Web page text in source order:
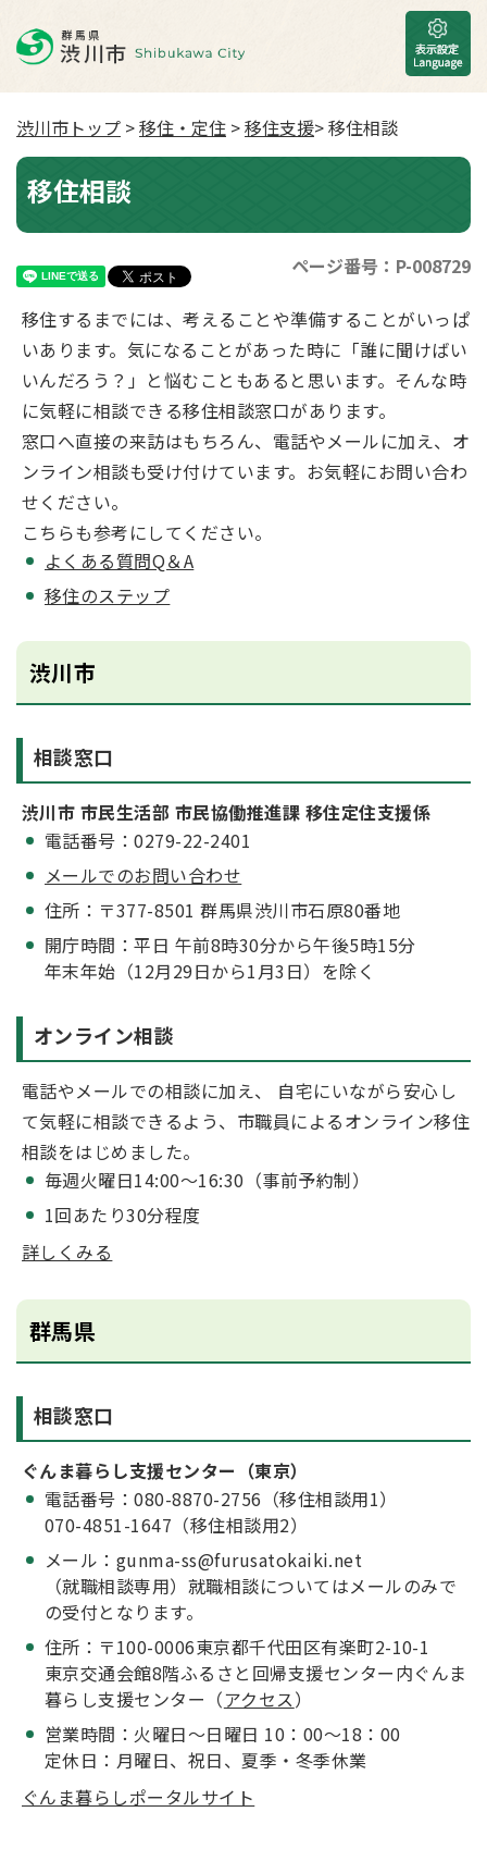
渋川市トップ >移住・定住 >移住支援> 移住相談
移住相談
ページ番号：P-008729
移住するまでには、考えることや準備することがいっぱ
いあります。気になることがあった時に「誰に聞けばい
いんだろう？」と悩むこともあると思います。そんな時
に気軽に相談できる移住相談窓口があります。
窓口へ直接の来訪はもちろん、電話やメールに加え、オ
ンライン相談も受け付けています。お気軽にお問い合わ
せください。
こちらも参考にしてください。
よくある質問Q＆A
移住のステップ
渋川市
相談窓口
渋川市 市民生活部 市民協働推進課 移住定住支援係
電話番号：0279-22-2401
メールでのお問い合わせ
住所：〒377-8501 群馬県渋川市石原80番地
開庁時間：平日 午前8時30分から午後5時15分
年末年始（12月29日から1月3日）を除く
オンライン相談
電話やメールでの相談に加え、 自宅にいながら安心し
て気軽に相談できるよう、市職員によるオンライン移住
相談をはじめました。
毎週火曜日14:00～16:30（事前予約制）
1回あたり30分程度
詳しくみる
群馬県
相談窓口
ぐんま暮らし支援センター（東京）
電話番号：080-8870-2756（移住相談用1）
070-4851-1647（移住相談用2）
メール：gunma-ss@furusatokaiki.net
（就職相談専用）就職相談についてはメールのみで
の受付となります。
住所：〒100-0006東京都千代田区有楽町2-10-1
東京交通会館8階ふるさと回帰支援センター内ぐんま
暮らし支援センター（アクセス）
営業時間：火曜日～日曜日 10：00～18：00
定休日：月曜日、祝日、夏季・冬季休業
ぐんま暮らしポータルサイト